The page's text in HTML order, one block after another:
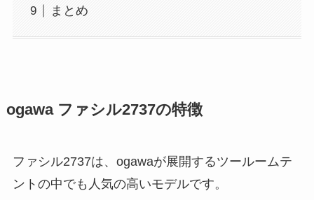
まとめ
ogawa ファシル2737の特徴
ファシル2737は、ogawaが展開するツールームテ
ントの中でも人気の高いモデルです。